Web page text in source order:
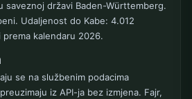
saveznoj državi Baden-Württemberg.
Udaljenost do Kabe: 4.012
prema kalendaru 2026.
se na službenim podacima
iz API-ja bez izmjena. Fajr,